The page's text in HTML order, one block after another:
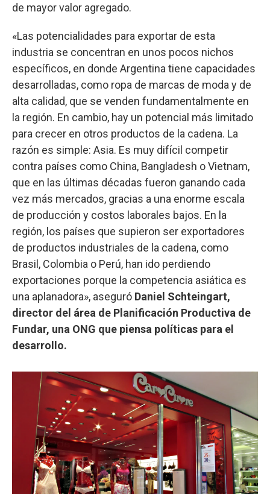
de mayor valor agregado.
«Las potencialidades para exportar de esta
industria se concentran en unos pocos nichos
específicos, en donde Argentina tiene capacidades
desarrolladas, como ropa de marcas de moda y de
alta calidad, que se venden fundamentalmente en
la región. En cambio, hay un potencial más limitado
para crecer en otros productos de la cadena. La
razón es simple: Asia. Es muy difícil competir
contra países como China, Bangladesh o Vietnam,
que en las últimas décadas fueron ganando cada
vez más mercados, gracias a una enorme escala
de producción y costos laborales bajos. En la
región, los países que supieron ser exportadores
de productos industriales de la cadena, como
Brasil, Colombia o Perú, han ido perdiendo
exportaciones porque la competencia asiática es
una aplanadora», aseguró Daniel Schteingart,
director del área de Planificación Productiva de
Fundar, una ONG que piensa políticas para el
desarrollo.